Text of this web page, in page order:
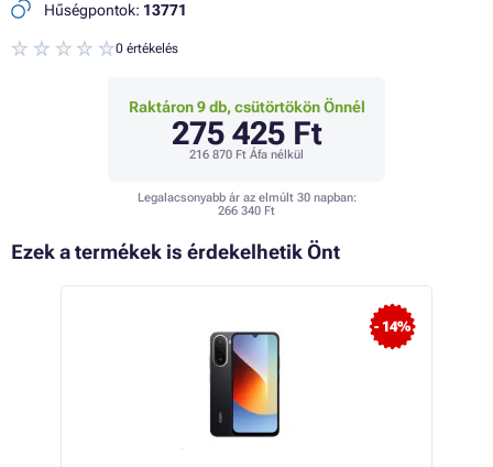
Hűségpontok: 13771
0 értékelés
Raktáron 9 db, csütörtökön Önnél
275 425 Ft
216 870 Ft Áfa nélkül
Legalacsonyabb ár az elmúlt 30 napban:
266 340 Ft
Ezek a termékek is érdekelhetik Önt
- 14%